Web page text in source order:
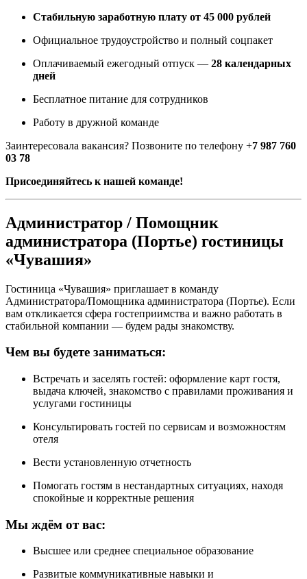
Стабильную заработную плату от 45 000 рублей
Официальное трудоустройство и полный соцпакет
Оплачиваемый ежегодный отпуск — 28 календарных
дней
Бесплатное питание для сотрудников
Работу в дружной команде
Заинтересовала вакансия? Позвоните по телефону +7 987 760
03 78
Присоединяйтесь к нашей команде!
Администратор / Помощник
администратора (Портье) гостиницы
«Чувашия»
Гостиница «Чувашия» приглашает в команду
Администратора/Помощника администратора (Портье). Если
вам откликается сфера гостеприимства и важно работать в
стабильной компании — будем рады знакомству.
Чем вы будете заниматься:
Встречать и заселять гостей: оформление карт гостя,
выдача ключей, знакомство с правилами проживания и
услугами гостиницы
Консультировать гостей по сервисам и возможностям
отеля
Вести установленную отчетность
Помогать гостям в нестандартных ситуациях, находя
спокойные и корректные решения
Мы ждём от вас:
Высшее или среднее специальное образование
Развитые коммуникативные навыки и